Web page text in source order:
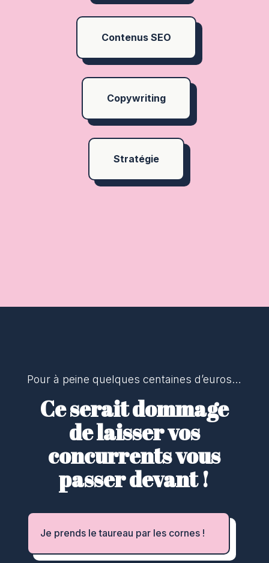
Contenus SEO
Copywriting
Stratégie
Pour à peine quelques centaines d’euros…
Ce serait dommage
de laisser vos
concurrents vous
passer devant !
Je prends le taureau par les cornes !